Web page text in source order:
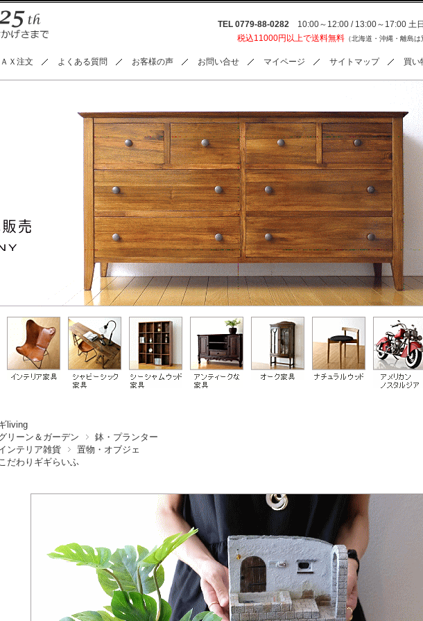
TEL 0779-88-0282 10:00～12:00 / 13:00～17:00 土
税込11000円以上で送料無料 （北海道・沖縄・離島は
Ｘ注文 よくある質問 お客様の声 お問い合せ マイページ サイトマップ 買い
living
リーン＆ガーデン
鉢・プランター
ンテリア雑貨
置物・オブジェ
だわりギギらいふ